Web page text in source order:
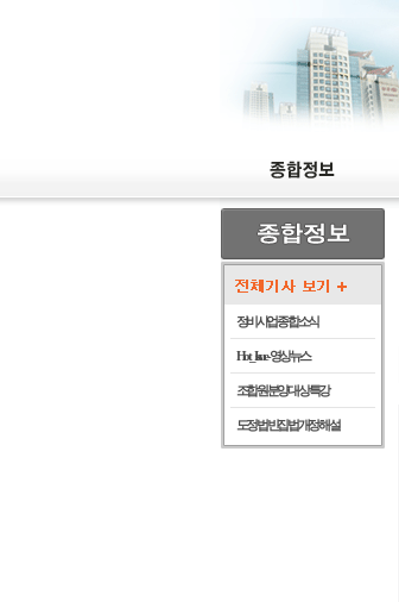
정비사업 종합 소식
Hot_Issue - 영상뉴스
조합원 분양 대상 특강
도정법 빈집법 개정 해설